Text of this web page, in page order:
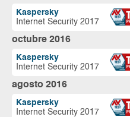
Kaspersky
Internet Security 2017
octubre 2016
Kaspersky
Internet Security 2017
agosto 2016
Kaspersky
Internet Security 2017